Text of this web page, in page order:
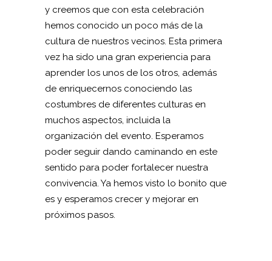
y creemos que con esta celebración
hemos conocido un poco más de la
cultura de nuestros vecinos. Esta primera
vez ha sido una gran experiencia para
aprender los unos de los otros, además
de enriquecernos conociendo las
costumbres de diferentes culturas en
muchos aspectos, incluida la
organización del evento. Esperamos
poder seguir dando caminando en este
sentido para poder fortalecer nuestra
convivencia. Ya hemos visto lo bonito que
es y esperamos crecer y mejorar en
próximos pasos.